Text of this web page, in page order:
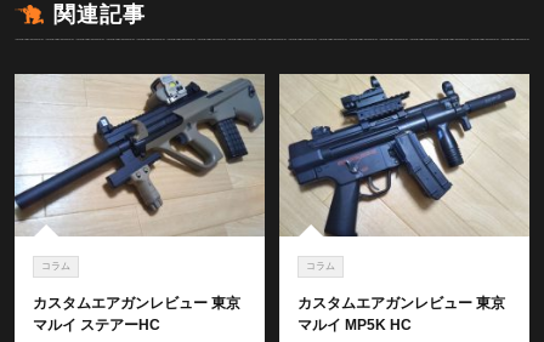
関連記事
コラム
カスタムエアガンレビュー 東京
マルイ ステアーHC
コラム
カスタムエアガンレビュー 東京
マルイ MP5K HC